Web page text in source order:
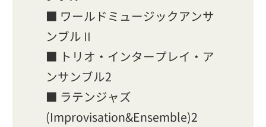
■ ワールドミュージックアンサ
ンブルⅡ
■ トリオ・インタープレイ・ア
ンサンブル2
■ ラテンジャズ
(Improvisation&Ensemble)2